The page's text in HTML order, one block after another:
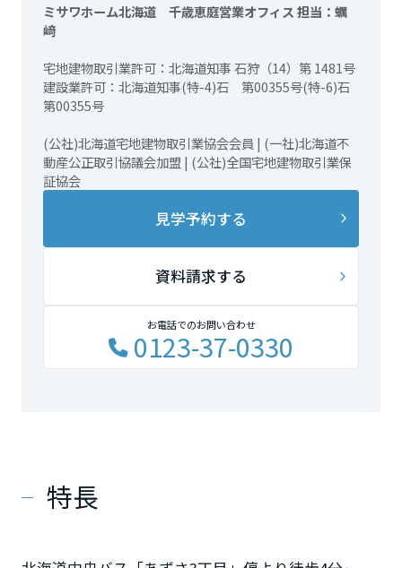
ミサワホーム北海道 千歳恵庭営業オフィス 担当：蠣
﨑
宅地建物取引業許可：北海道知事 石狩（14）第 1481号
建設業許可：北海道知事(特-4)石 第00355号(特-6)石
第00355号
(公社)北海道宅地建物取引業協会会員 | (一社)北海道不
動産公正取引協議会加盟 | (公社)全国宅地建物取引業保
証協会
見学予約する
資料請求する
お電話でのお問い合わせ
0123-37-0330
特長